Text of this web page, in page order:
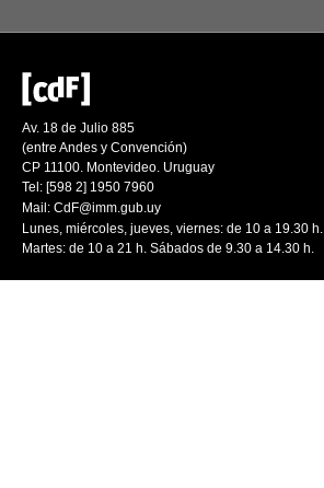
Av. 18 de Julio 885
(entre Andes y Convención)
CP 11100. Montevideo. Uruguay
Tel: [598 2] 1950 7960
Mail: CdF@imm.gub.uy
Lunes, miércoles, jueves, viernes: de 10 a 19.30 h.
Martes: de 10 a 21 h. Sábados de 9.30 a 14.30 h.